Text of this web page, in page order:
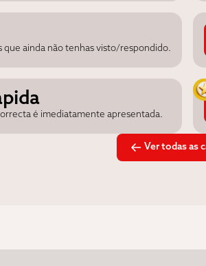
que ainda não tenhas visto/respondido.
é imediatamente apresentada.
Ver todas as